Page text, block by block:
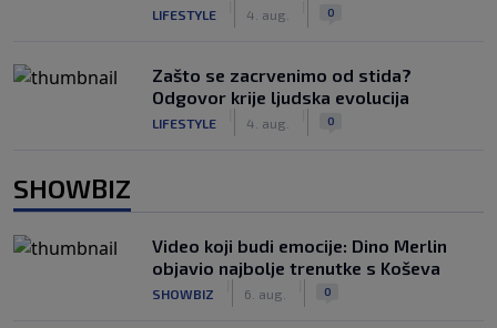
LIFESTYLE 4. aug. 0
Zašto se zacrvenimo od stida?
Odgovor krije ljudska evolucija
LIFESTYLE 4. aug. 0
SHOWBIZ
Video koji budi emocije: Dino Merlin
objavio najbolje trenutke s Koševa
SHOWBIZ 6. aug. 0